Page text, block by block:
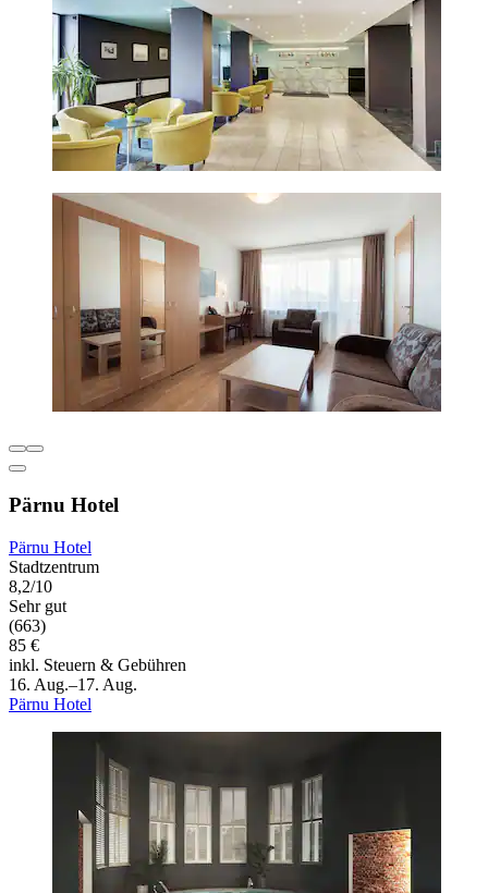
Pärnu Hotel
Pärnu Hotel
Stadtzentrum
8,2/10
Sehr gut
(663)
85 €
inkl. Steuern & Gebühren
16. Aug.–17. Aug.
Pärnu Hotel